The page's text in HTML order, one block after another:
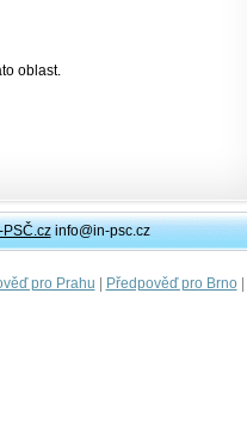
oblast.
PSČ.czinfo@in-psc.cz
pro Prahu | Předpověď pro Brno|